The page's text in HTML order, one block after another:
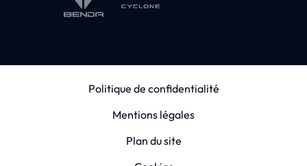
Politique de confidentialité
Mentions légales
Plan du site